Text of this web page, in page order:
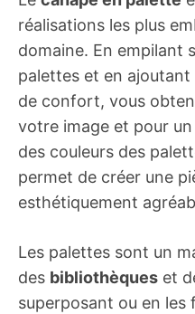
réalisations les plus
domaine. En empilant
palettes et en
de confort, vous
votre image et pour
des couleurs des
permet de créer une
esthétiquement
Les palettes sont un
des bibliothèques et
superposant ou en les